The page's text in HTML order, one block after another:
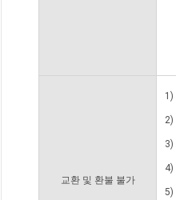
교환 및 환불 불가
1)
2)
3)
4)
5)